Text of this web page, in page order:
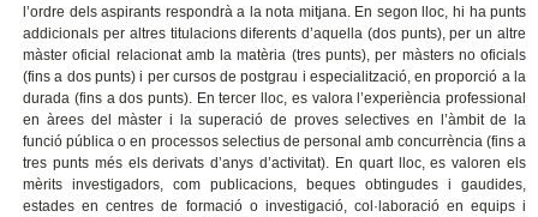
l’ordre dels aspirants respondrà a la nota mitjana. En segon lloc, hi ha punts
addicionals per altres titulacions diferents d’aquella (dos punts), per un altre
màster oficial relacionat amb la matèria (tres punts), per màsters no oficials
(fins a dos punts) i per cursos de postgrau i especialització, en proporció a la
durada (fins a dos punts). En tercer lloc, es valora l’experiència professional
en àrees del màster i la superació de proves selectives en l’àmbit de la
funció pública o en processos selectius de personal amb concurrència (fins a
tres punts més els derivats d’anys d’activitat). En quart lloc, es valoren els
mèrits investigadors, com publicacions, beques obtingudes i gaudides,
estades en centres de formació o investigació, col·laboració en equips i